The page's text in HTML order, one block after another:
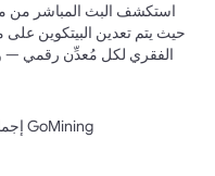
استكشف البث المباشر من
حيث يتم تعدين البيتكوين على
الفقري لكل مُعدِّن رقمي —
إجمالي معدل التجزئة في مراكز بيانات GoMining